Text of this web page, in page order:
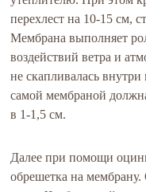
перехлест на 10-15 см,
Мембрана выполняет
воздействий ветра и
не скапливалась
самой мембраной
в 1-1,5 см.
Далее при помощи
обрешетка на